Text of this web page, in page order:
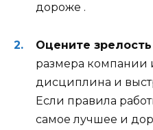
дороже .
Оцените
размера компании
дисциплина и
Если правила
самое лучшее и